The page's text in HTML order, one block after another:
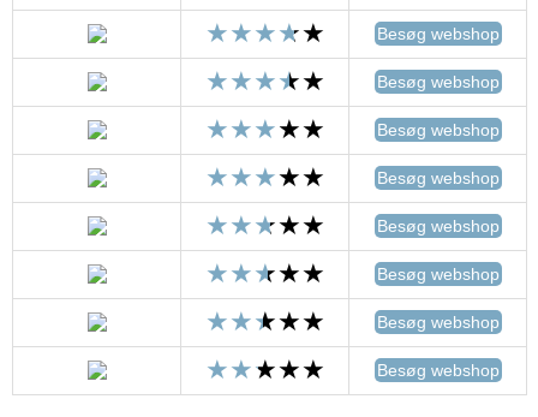
Besøg webshop
Besøg webshop
Besøg webshop
Besøg webshop
Besøg webshop
Besøg webshop
Besøg webshop
Besøg webshop